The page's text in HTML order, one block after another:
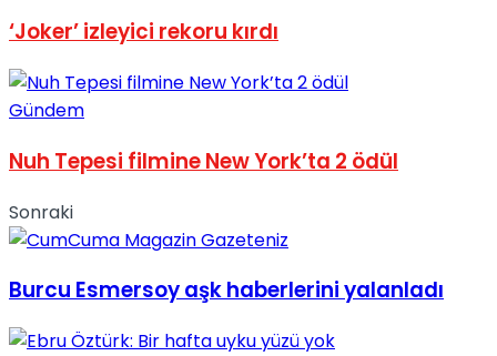
‘Joker’ izleyici rekoru kırdı
Gündem
Nuh Tepesi filmine New York’ta 2 ödül
Sonraki
Burcu Esmersoy aşk haberlerini yalanladı